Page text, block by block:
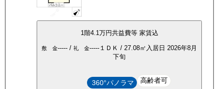
1階4.1万円共益費等 家賃込
敷 金----- / 礼 金----- １ＤＫ / 27.08㎡ 入居日 2026年8月
下旬
360°パノラマ 高齢者可